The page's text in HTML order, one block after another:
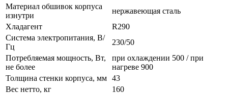
Материал обшивок корпуса
изнутри
нержавеющая сталь
Хладагент
R290
Система электропитания, В/
Гц
230/50
Потребляемая мощность, Вт,
не более
при охлаждении 500 / при
нагреве 900
Толщина стенки корпуса, мм 43
Вес нетто, кг
160